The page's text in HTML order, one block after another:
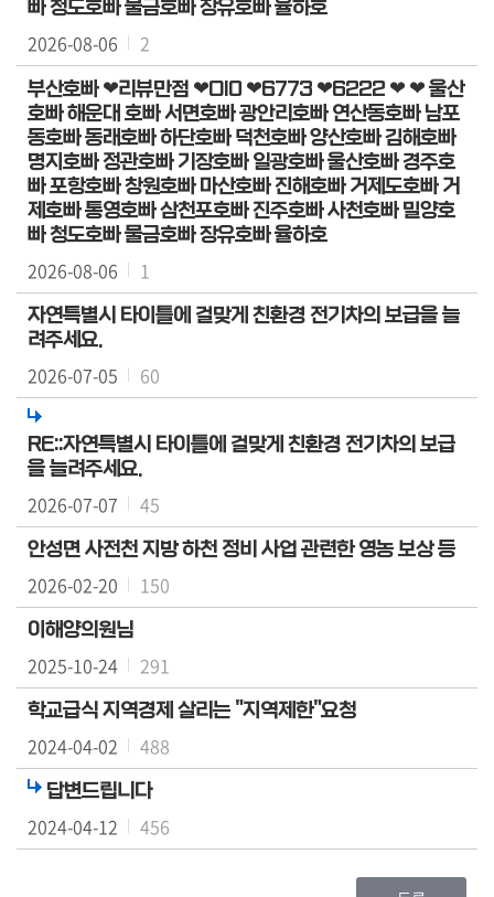
진
의
원
에
게
바
란
다
빠 청도호빠 물금호빠 장유호빠 율하호
2026-08-06 2
부산호빠 ❤리뷰만점 ❤OI0 ❤6773 ❤6222 ❤ ❤ 울산
호빠 해운대 호빠 서면호빠 광안리호빠 연산동호빠 남포
동호빠 동래호빠 하단호빠 덕천호빠 양산호빠 김해호빠
명지호빠 정관호빠 기장호빠 일광호빠 울산호빠 경주호
빠 포항호빠 창원호빠 마산호빠 진해호빠 거제도호빠 거
제호빠 통영호빠 삼천포호빠 진주호빠 사천호빠 밀양호
빠 청도호빠 물금호빠 장유호빠 율하호
2026-08-06 1
자연특별시 타이틀에 걸맞게 친환경 전기차의 보급을 늘
려주세요.
2026-07-05 60
RE::자연특별시 타이틀에 걸맞게 친환경 전기차의 보급
을 늘려주세요.
2026-07-07 45
안성면 사전천 지방 하천 정비 사업 관련한 영농 보상 등
2026-02-20 150
이해양의원님
2025-10-24 291
학교급식 지역경제 살리는 "지역제한"요청
2024-04-02 488
답변드립니다
2024-04-12 456